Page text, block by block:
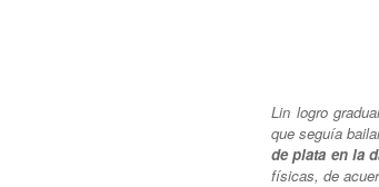
Lin logro
que seguía
de plata en la
físicas, de